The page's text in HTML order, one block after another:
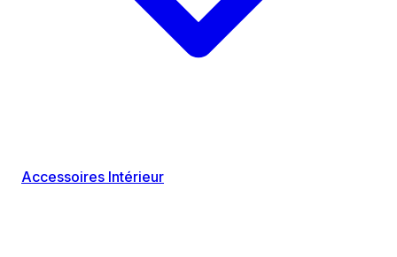
Accessoires Intérieur